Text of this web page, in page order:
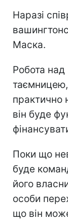
Наразі
Маска.
Робота над
практично
він буде
Поки що
буде
його
особи
що він